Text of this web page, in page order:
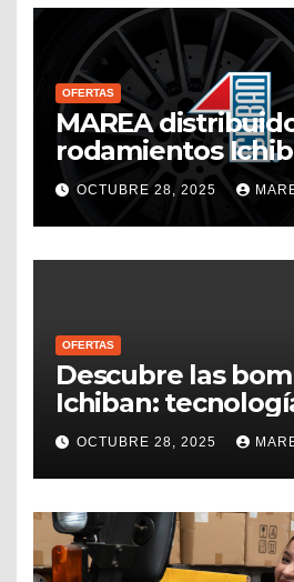
OFERTAS
MAREA
rodamientos
OCTUBRE 28, 2025
OFERTAS
Descubre las
Ichiban:
disponible en
MAREA C.A.
OCTUBRE 28, 2025